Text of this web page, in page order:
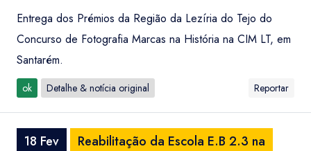
Entrega dos Prémios da Região da Lezíria do Tejo do
Concurso de Fotografia Marcas na História na CIM LT, em
Santarém.
ok Detalhe & notícia original Reportar
18 Fev
Reabilitação da Escola E.B 2.3 na